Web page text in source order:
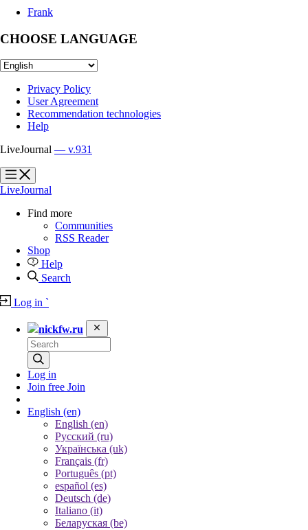
Frank
CHOOSE LANGUAGE
Privacy Policy
User Agreement
Recommendation technologies
Help
LiveJournal — v.931
?
?
LiveJournal
Find more
Communities
RSS Reader
Shop
Help
Search
Log in `
nickfw.ru
Log in
Join free Join
English (en)
English (en)
Русский (ru)
Українська (uk)
Français (fr)
Português (pt)
español (es)
Deutsch (de)
Italiano (it)
Беларуская (be)